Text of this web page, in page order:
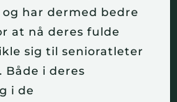
har dermed bedre
at nå deres fulde
sig til senioratleter
Både i deres
i de